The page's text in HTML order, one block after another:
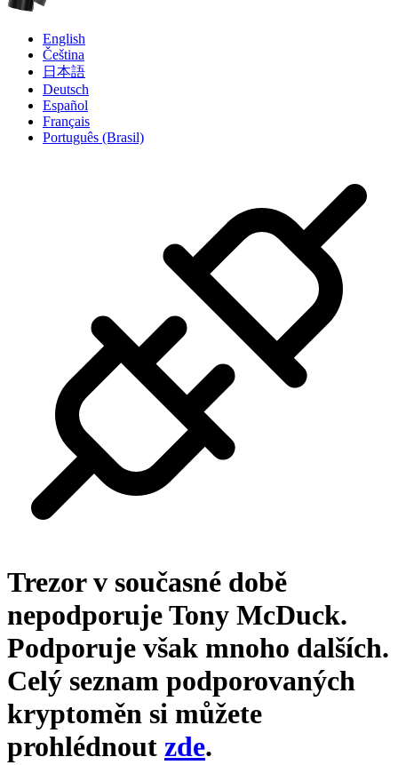
English
Čeština
日本語
Deutsch
Español
Français
Português (Brasil)
Trezor v současné době
nepodporujeTony McDuck.
Podporuje však mnoho dalších.
Celý seznam podporovaných
kryptoměn si můžete
prohlédnout zde.